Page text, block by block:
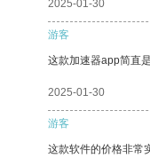
2025-01-30
游客
这款加速器app简直
2025-01-30
游客
这款软件的价格非常